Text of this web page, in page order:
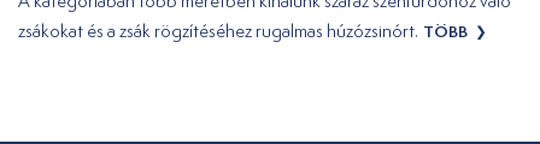
zsákokat és a zsák rögzítéséhez rugalmas húzózsinórt. TÖBB